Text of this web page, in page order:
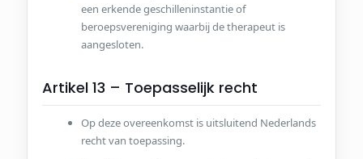
een erkende geschilleninstantie of
beroepsvereniging waarbij de therapeut is
aangesloten.
Artikel 13 – Toepasselijk recht
Op deze overeenkomst is uitsluitend Nederlands
recht van toepassing.